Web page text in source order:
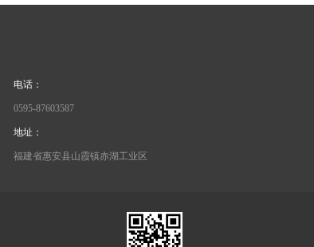
电话：
0595-87603587
地址：
福建省惠安县山霞镇赤湖工业区